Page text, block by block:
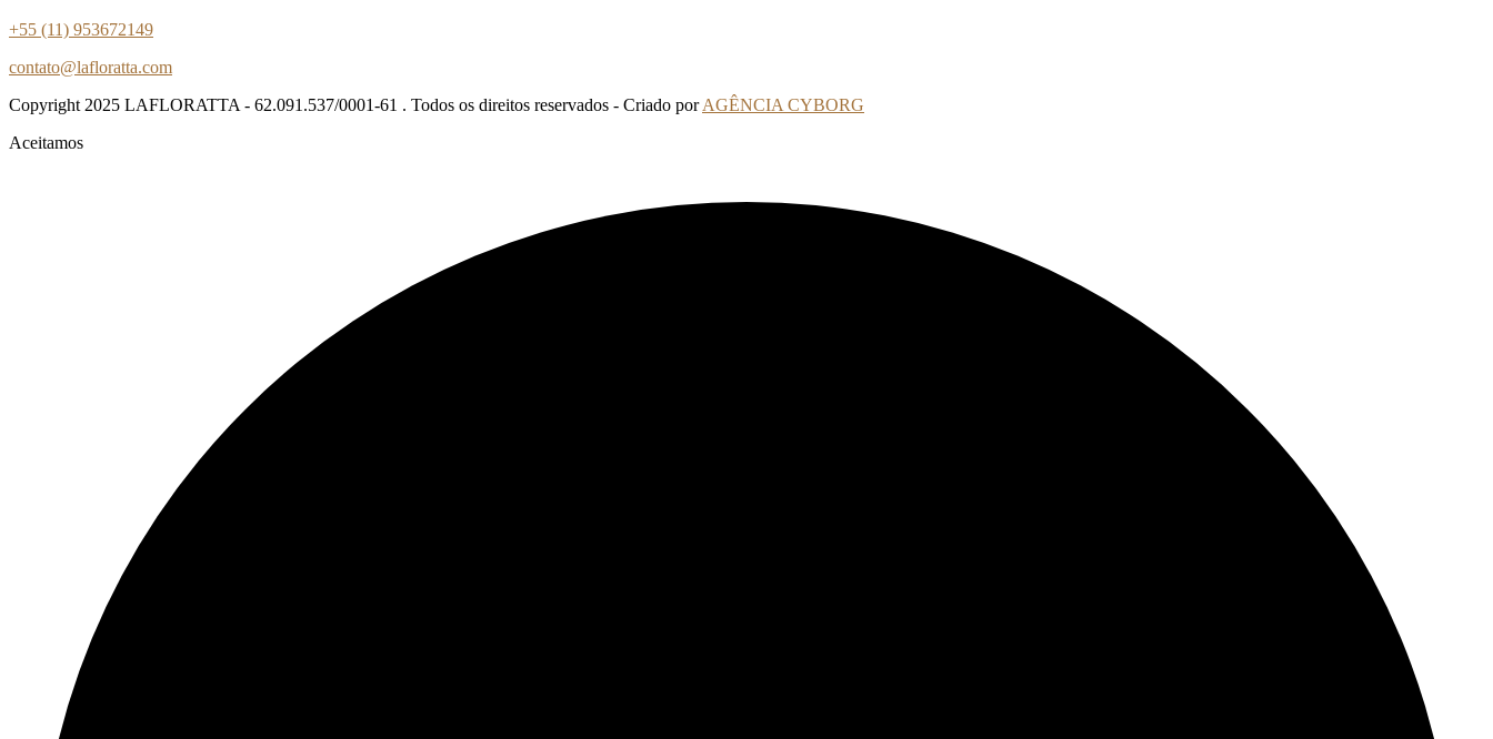
+55 (11) 953672149
contato@lafloratta.com
Copyright 2025 LAFLORATTA - 62.091.537/0001-61 . Todos os direitos reservados - Criado porAGÊNCIA CYBORG
Aceitamos